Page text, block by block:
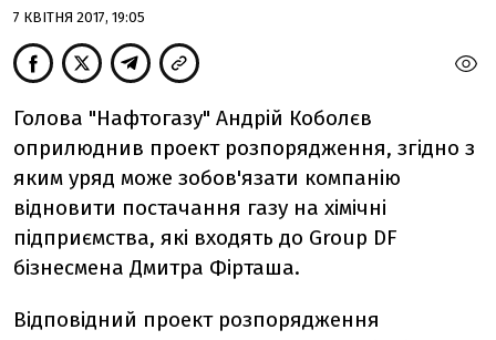
7 КВІТНЯ 2017, 19:05
Голова "Нафтогазу" Андрій Коболєв
оприлюднив проект розпорядження, згідно з
яким уряд може зобов'язати компанію
відновити постачання газу на хімічні
підприємства, які входять до Group DF
бізнесмена Дмитра Фірташа.
Відповідний проект розпорядження